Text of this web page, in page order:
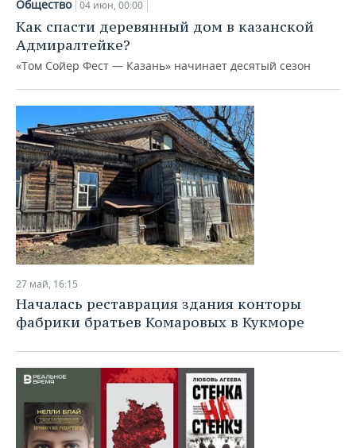
Общество 04 июн, 00:00
Как спасти деревянный дом в казанской
Адмиралтейке?
«Том Сойер Фест — Казань» начинает десятый сезон
27 май, 16:15
Началась реставрация здания конторы
фабрики братьев Комаровых в Кукморе